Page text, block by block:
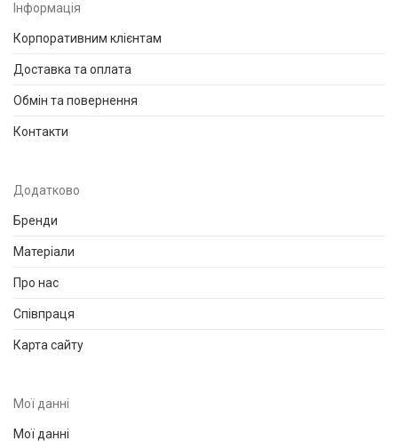
Інформація
Корпоративним клієнтам
Доставка та оплата
Обмін та повернення
Контакти
Додатково
Бренди
Матеріали
Про нас
Співпраця
Карта сайту
Мої данні
Мої данні